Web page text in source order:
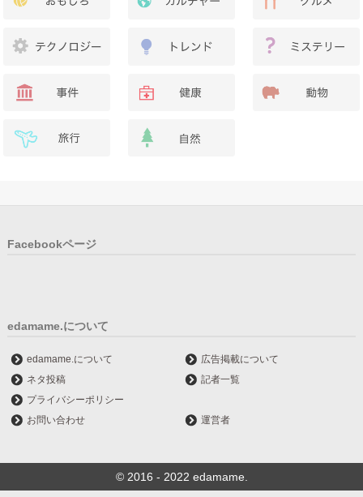
Facebookページ
edamame.について
edamame.について
広告掲載について
ネタ投稿
記者一覧
プライバシーポリシー
お問い合わせ
運営者
© 2016 - 2022 edamame.